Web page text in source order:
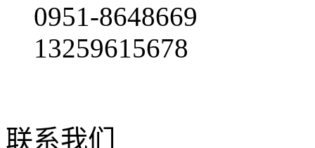
0951-8648669
13259615678
联系我们